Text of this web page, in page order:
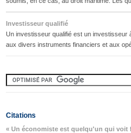
Investisseur qualifié
Un investisseur qualifié est un
aux divers instruments financiers et aux
Citations
« Un économiste est quelqu'un qui